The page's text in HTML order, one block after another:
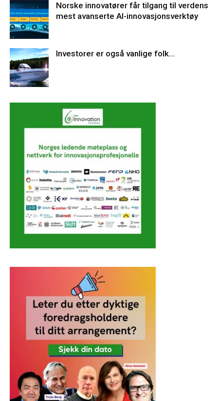
Norske innovatører får tilgang til verdens
mest avanserte AI-innovasjonsverktøy
Investorer er også vanlige folk…